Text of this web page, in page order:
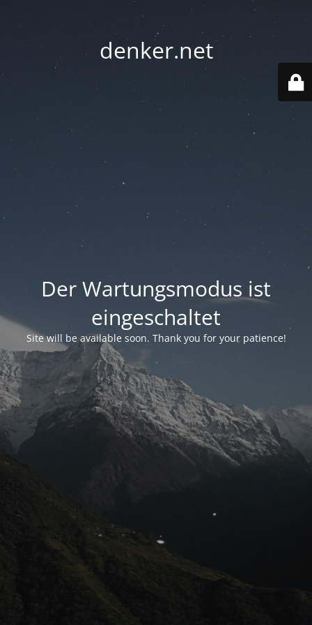
denker.net
Der Wartungsmodus ist
eingeschaltet
Site will be available soon. Thank you for your patience!